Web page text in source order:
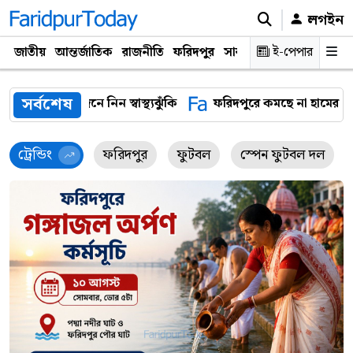
লগইন
জাতীয় আন্তর্জাতিক রাজনীতি ফরিদপুর সারাদেশ প্রযুক্তি
ই-পেপার
সর্বশেষ
ফরিদপুরে কমছে না হামের সংক্রমণ, একদিনে শনাক্ত আরও ৩৬ রোগী
ট্রেন্ডিং ফরিদপুর ফুটবল স্পেন ফুটবল দল